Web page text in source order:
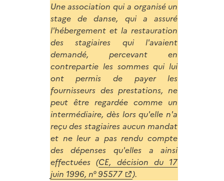
Une association qui a organisé un
stage de danse, qui a assuré
l'hébergement et la restauration
des stagiaires qui l'avaient
demandé, percevant en
contrepartie les sommes qui lui
ont permis de payer les
fournisseurs des prestations, ne
peut être regardée comme un
intermédiaire, dès lors qu'elle n'a
reçu des stagiaires aucun mandat
et ne leur a pas rendu compte
des dépenses qu'elles a ainsi
effectuées (CE, décision du 17
juin 1996, n° 95577
).